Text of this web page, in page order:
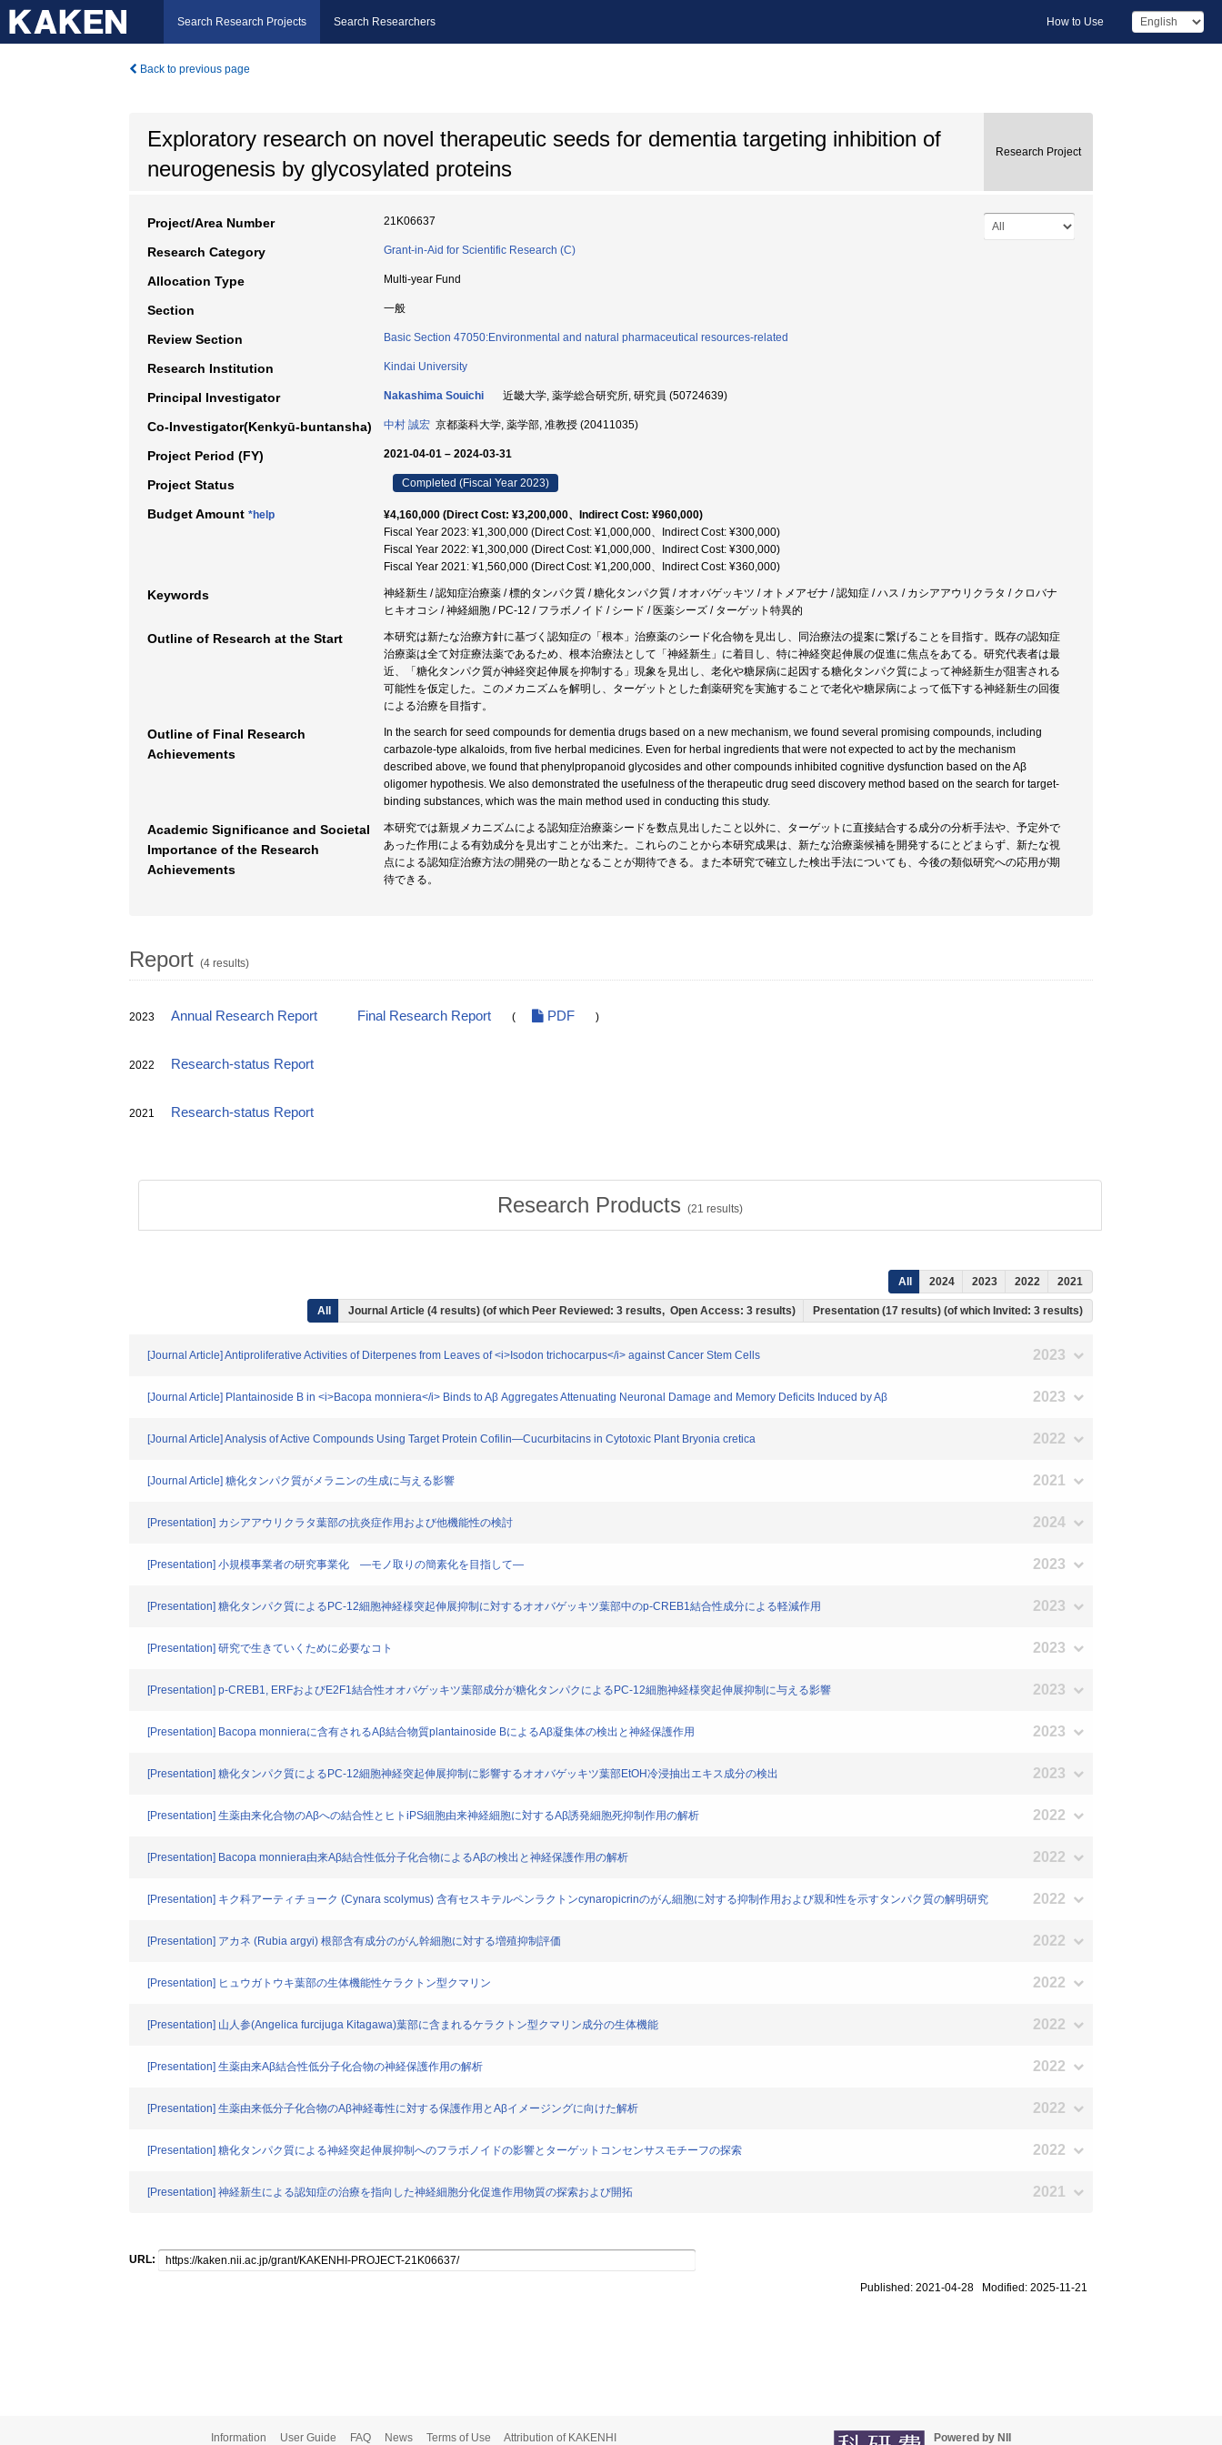
Search Research Projects Search Researchers How to Use
Back to previous page
Exploratory research on novel therapeutic seeds for dementia targeting inhibition of
neurogenesis by glycosylated proteins
Research Project
Project/Area Number 21K06637
Research Category Grant-in-Aid for Scientific Research (C)
Allocation Type Multi-year Fund
Section 一般
Review Section Basic Section 47050:Environmental and natural pharmaceutical resources-related
Research Institution Kindai University
Principal Investigator Nakashima Souichi 近畿大学, 薬学総合研究所, 研究員 (50724639)
Co-Investigator(Kenkyū-buntansha) 中村 誠宏 京都薬科大学, 薬学部, 准教授 (20411035)
Project Period (FY) 2021-04-01 – 2024-03-31
Project Status Completed (Fiscal Year 2023)
Budget Amount *help
¥4,160,000 (Direct Cost: ¥3,200,000、Indirect Cost: ¥960,000)
Fiscal Year 2023: ¥1,300,000 (Direct Cost: ¥1,000,000、Indirect Cost: ¥300,000)
Fiscal Year 2022: ¥1,300,000 (Direct Cost: ¥1,000,000、Indirect Cost: ¥300,000)
Fiscal Year 2021: ¥1,560,000 (Direct Cost: ¥1,200,000、Indirect Cost: ¥360,000)
Keywords
神経新生 / 認知症治療薬 / 標的タンパク質 / 糖化タンパク質 / オオバゲッキツ / オトメアゼナ / 認知症 / ハス / カシアアウリクラタ / クロバナ
ヒキオコシ / 神経細胞 / PC-12 / フラボノイド / シード / 医薬シーズ / ターゲット特異的
Outline of Research at the Start
本研究は新たな治療方針に基づく認知症の「根本」治療薬のシード化合物を見出し、同治療法の提案に繋げることを目指す。既存の認知症
治療薬は全て対症療法薬であるため、根本治療法として「神経新生」に着目し、特に神経突起伸展の促進に焦点をあてる。研究代表者は最
近、「糖化タンパク質が神経突起伸展を抑制する」現象を見出し、老化や糖尿病に起因する糖化タンパク質によって神経新生が阻害される
可能性を仮定した。このメカニズムを解明し、ターゲットとした創薬研究を実施することで老化や糖尿病によって低下する神経新生の回復
による治療を目指す。
Outline of Final Research
Achievements
In the search for seed compounds for dementia drugs based on a new mechanism, we found several promising compounds, including
carbazole-type alkaloids, from five herbal medicines. Even for herbal ingredients that were not expected to act by the mechanism
described above, we found that phenylpropanoid glycosides and other compounds inhibited cognitive dysfunction based on the Aβ
oligomer hypothesis. We also demonstrated the usefulness of the therapeutic drug seed discovery method based on the search for target-
binding substances, which was the main method used in conducting this study.
Academic Significance and Societal
Importance of the Research
Achievements
本研究では新規メカニズムによる認知症治療薬シードを数点見出したこと以外に、ターゲットに直接結合する成分の分析手法や、予定外で
あった作用による有効成分を見出すことが出来た。これらのことから本研究成果は、新たな治療薬候補を開発するにとどまらず、新たな視
点による認知症治療方法の開発の一助となることが期待できる。また本研究で確立した検出手法についても、今後の類似研究への応用が期
待できる。
Report (4 results)
2023 Annual Research Report Final Research Report ( PDF )
2022 Research-status Report
2021 Research-status Report
Research Products (21 results)
All 2024 2023 2022 2021
All Journal Article (4 results) (of which Peer Reviewed: 3 results, Open Access: 3 results) Presentation (17 results) (of which Invited: 3 results)
[Journal Article] Antiproliferative Activities of Diterpenes from Leaves of <i>Isodon trichocarpus</i> against Cancer Stem Cells 2023
[Journal Article] Plantainoside B in <i>Bacopa monniera</i> Binds to Aβ Aggregates Attenuating Neuronal Damage and Memory Deficits Induced by Aβ 2023
[Journal Article] Analysis of Active Compounds Using Target Protein Cofilin―Cucurbitacins in Cytotoxic Plant Bryonia cretica 2022
[Journal Article] 糖化タンパク質がメラニンの生成に与える影響 2021
[Presentation] カシアアウリクラタ葉部の抗炎症作用および他機能性の検討 2024
[Presentation] 小規模事業者の研究事業化 ―モノ取りの簡素化を目指して― 2023
[Presentation] 糖化タンパク質によるPC-12細胞神経様突起伸展抑制に対するオオバゲッキツ葉部中のp-CREB1結合性成分による軽減作用 2023
[Presentation] 研究で生きていくために必要なコト 2023
[Presentation] p-CREB1, ERFおよびE2F1結合性オオバゲッキツ葉部成分が糖化タンパクによるPC-12細胞神経様突起伸展抑制に与える影響 2023
[Presentation] Bacopa monnieraに含有されるAβ結合物質plantainoside BによるAβ凝集体の検出と神経保護作用 2023
[Presentation] 糖化タンパク質によるPC-12細胞神経突起伸展抑制に影響するオオバゲッキツ葉部EtOH冷浸抽出エキス成分の検出 2023
[Presentation] 生薬由来化合物のAβへの結合性とヒトiPS細胞由来神経細胞に対するAβ誘発細胞死抑制作用の解析 2022
[Presentation] Bacopa monniera由来Aβ結合性低分子化合物によるAβの検出と神経保護作用の解析 2022
[Presentation] キク科アーティチョーク (Cynara scolymus) 含有セスキテルペンラクトンcynaropicrinのがん細胞に対する抑制作用および親和性を示すタンパク質の解明研究 2022
[Presentation] アカネ (Rubia argyi) 根部含有成分のがん幹細胞に対する増殖抑制評価 2022
[Presentation] ヒュウガトウキ葉部の生体機能性ケラクトン型クマリン 2022
[Presentation] 山人参(Angelica furcijuga Kitagawa)葉部に含まれるケラクトン型クマリン成分の生体機能 2022
[Presentation] 生薬由来Aβ結合性低分子化合物の神経保護作用の解析 2022
[Presentation] 生薬由来低分子化合物のAβ神経毒性に対する保護作用とAβイメージングに向けた解析 2022
[Presentation] 糖化タンパク質による神経突起伸展抑制へのフラボノイドの影響とターゲットコンセンサスモチーフの探索 2022
[Presentation] 神経新生による認知症の治療を指向した神経細胞分化促進作用物質の探索および開拓 2021
URL:
Published: 2021-04-28 Modified: 2025-11-21
Information User Guide FAQ News Terms of Use Attribution of KAKENHI Powered by NII